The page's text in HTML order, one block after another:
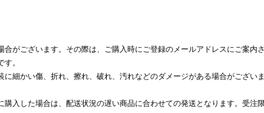
がございます。その際は、ご購入時にご登録のメールアドレスにご案内
。
細かい傷、折れ、擦れ、破れ、汚れなどのダメージがある場合がござい
入した場合は、配送状況の遅い商品に合わせての発送となります。受注